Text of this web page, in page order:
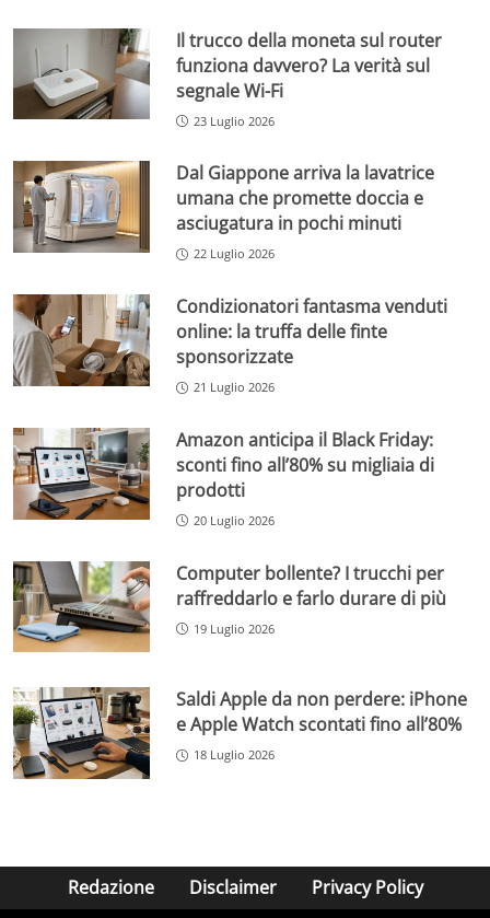
Il trucco della moneta sul router
funziona davvero? La verità sul
segnale Wi-Fi
23 Luglio 2026
Dal Giappone arriva la lavatrice
umana che promette doccia e
asciugatura in pochi minuti
22 Luglio 2026
Condizionatori fantasma venduti
online: la truffa delle finte
sponsorizzate
21 Luglio 2026
Amazon anticipa il Black Friday:
sconti fino all’80% su migliaia di
prodotti
20 Luglio 2026
Computer bollente? I trucchi per
raffreddarlo e farlo durare di più
19 Luglio 2026
Saldi Apple da non perdere: iPhone
e Apple Watch scontati fino all’80%
18 Luglio 2026
Redazione Disclaimer Privacy Policy